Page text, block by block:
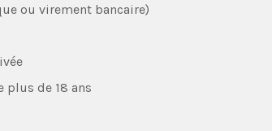
ou virement bancaire)
plus de 18 ans